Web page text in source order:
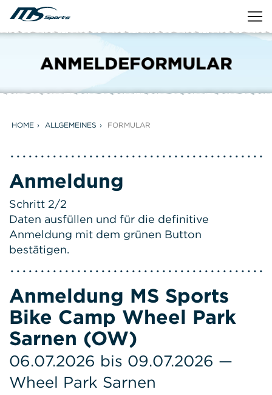
HOME ALLGEMEINES FORMULAR
Anmeldung
Schritt 2/2
Daten ausfüllen und für die definitive
Anmeldung mit dem grünen Button
bestätigen.
Anmeldung MS Sports
Bike Camp Wheel Park
Sarnen (OW)
06.07.2026 bis 09.07.2026 —
Wheel Park Sarnen